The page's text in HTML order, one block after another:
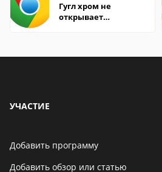
Гугл хром не
открывает
УЧАСТИЕ
Добавить программу
Добавить обзор или статью